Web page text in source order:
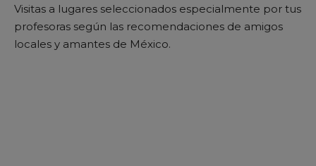
Visitas a lugares seleccionados especialmente por tus
profesoras según las recomendaciones de amigos
locales y amantes de México.